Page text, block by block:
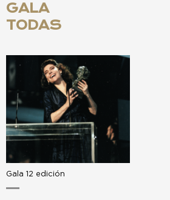
GALA
TODAS
Gala 12 edición